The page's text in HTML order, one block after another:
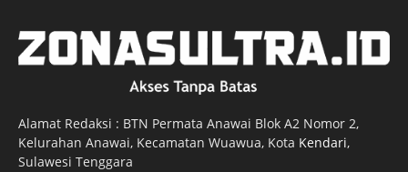
Alamat Redaksi : BTN Permata Anawai Blok A2 Nomor 2,
Kelurahan Anawai, Kecamatan Wuawua, Kota Kendari,
Sulawesi Tenggara